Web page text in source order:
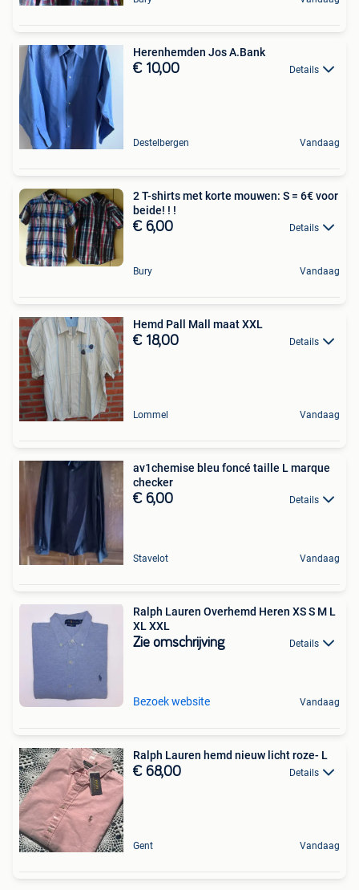
Herenhemden Jos A.Bank
€ 10,00 Details
Destelbergen Vandaag
2 T-shirts met korte mouwen: S = 6€ voor
beide! ! !
€ 6,00 Details
Bury Vandaag
Hemd Pall Mall maat XXL
€ 18,00 Details
Lommel Vandaag
av1chemise bleu foncé taille L marque
checker
€ 6,00 Details
Stavelot Vandaag
Ralph Lauren Overhemd Heren XS S M L
XL XXL
Zie omschrijving Details
Bezoek website Vandaag
Ralph Lauren hemd nieuw licht roze- L
€ 68,00 Details
Gent Vandaag